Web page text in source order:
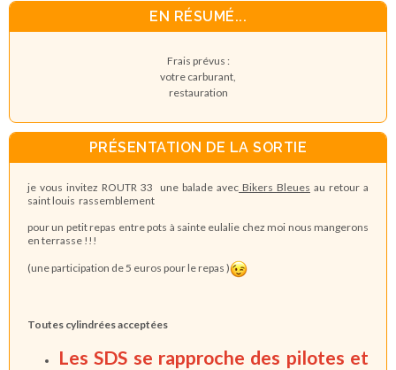
EN RÉSUMÉ...
Frais prévus :
votre carburant,
restauration
PRÉSENTATION DE LA SORTIE
je vous invitez ROUTR 33 une balade avec Bikers Bleues au retour a
saint louis rassemblement
pour un petit repas entre pots à sainte eulalie chez moi nous mangerons
en terrasse !!!
(une participation de 5 euros pour le repas )
Toutes cylindrées acceptées
Les SDS se rapproche des pilotes et